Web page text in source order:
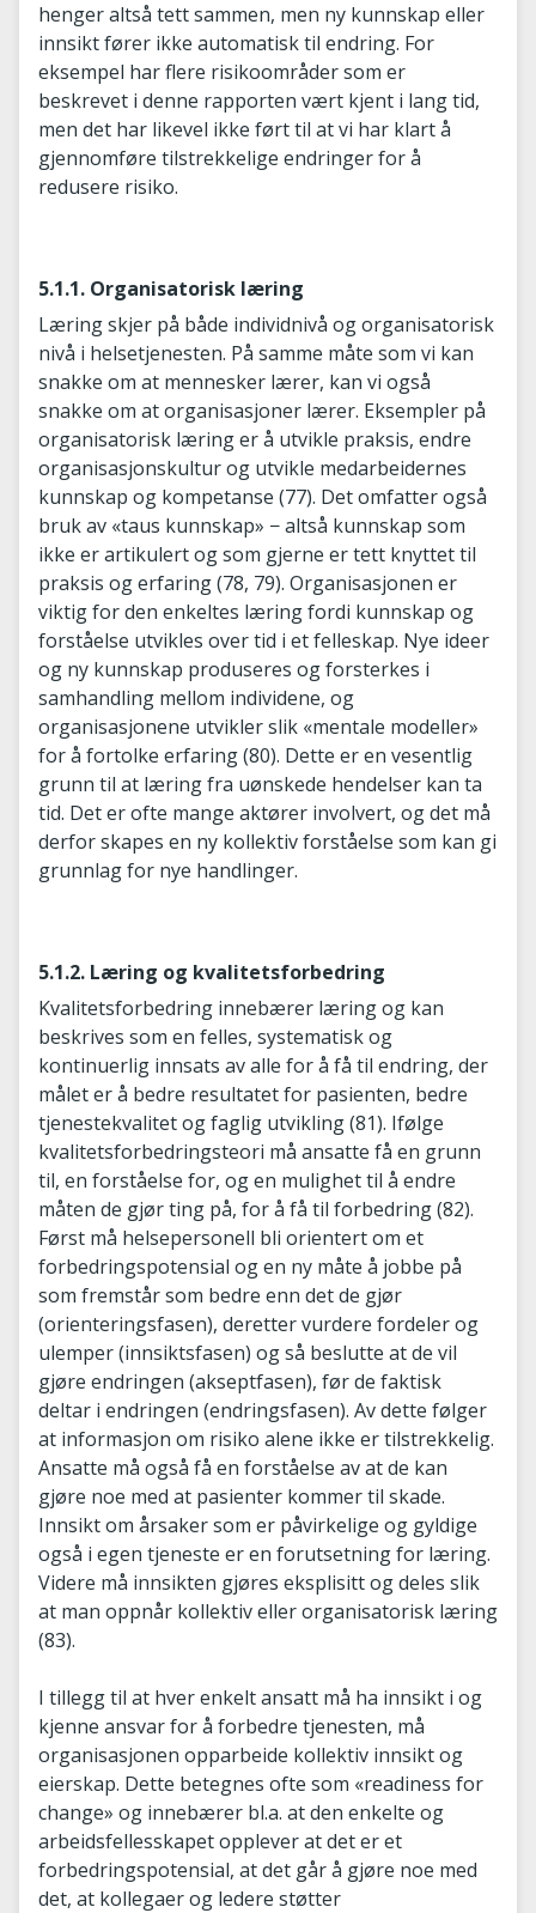
henger altså tett sammen, men ny kunnskap eller
innsikt fører ikke automatisk til endring. For
eksempel har flere risikoområder som er
beskrevet i denne rapporten vært kjent i lang tid,
men det har likevel ikke ført til at vi har klart å
gjennomføre tilstrekkelige endringer for å
redusere risiko.
5.1.1. Organisatorisk læring
Læring skjer på både individnivå og organisatorisk
nivå i helsetjenesten. På samme måte som vi kan
snakke om at mennesker lærer, kan vi også
snakke om at organisasjoner lærer. Eksempler på
organisatorisk læring er å utvikle praksis, endre
organisasjonskultur og utvikle medarbeidernes
kunnskap og kompetanse (77). Det omfatter også
bruk av «taus kunnskap» − altså kunnskap som
ikke er artikulert og som gjerne er tett knyttet til
praksis og erfaring (78, 79). Organisasjonen er
viktig for den enkeltes læring fordi kunnskap og
forståelse utvikles over tid i et felleskap. Nye ideer
og ny kunnskap produseres og forsterkes i
samhandling mellom individene, og
organisasjonene utvikler slik «mentale modeller»
for å fortolke erfaring (80). Dette er en vesentlig
grunn til at læring fra uønskede hendelser kan ta
tid. Det er ofte mange aktører involvert, og det må
derfor skapes en ny kollektiv forståelse som kan gi
grunnlag for nye handlinger.
5.1.2. Læring og kvalitetsforbedring
Kvalitetsforbedring innebærer læring og kan
beskrives som en felles, systematisk og
kontinuerlig innsats av alle for å få til endring, der
målet er å bedre resultatet for pasienten, bedre
tjenestekvalitet og faglig utvikling (81). Ifølge
kvalitetsforbedringsteori må ansatte få en grunn
til, en forståelse for, og en mulighet til å endre
måten de gjør ting på, for å få til forbedring (82).
Først må helsepersonell bli orientert om et
forbedringspotensial og en ny måte å jobbe på
som fremstår som bedre enn det de gjør
(orienteringsfasen), deretter vurdere fordeler og
ulemper (innsiktsfasen) og så beslutte at de vil
gjøre endringen (akseptfasen), før de faktisk
deltar i endringen (endringsfasen). Av dette følger
at informasjon om risiko alene ikke er tilstrekkelig.
Ansatte må også få en forståelse av at de kan
gjøre noe med at pasienter kommer til skade.
Innsikt om årsaker som er påvirkelige og gyldige
også i egen tjeneste er en forutsetning for læring.
Videre må innsikten gjøres eksplisitt og deles slik
at man oppnår kollektiv eller organisatorisk læring
(83).
I tillegg til at hver enkelt ansatt må ha innsikt i og
kjenne ansvar for å forbedre tjenesten, må
organisasjonen opparbeide kollektiv innsikt og
eierskap. Dette betegnes ofte som «readiness for
change» og innebærer bl.a. at den enkelte og
arbeidsfellesskapet opplever at det er et
forbedringspotensial, at det går å gjøre noe med
det, at kollegaer og ledere støtter